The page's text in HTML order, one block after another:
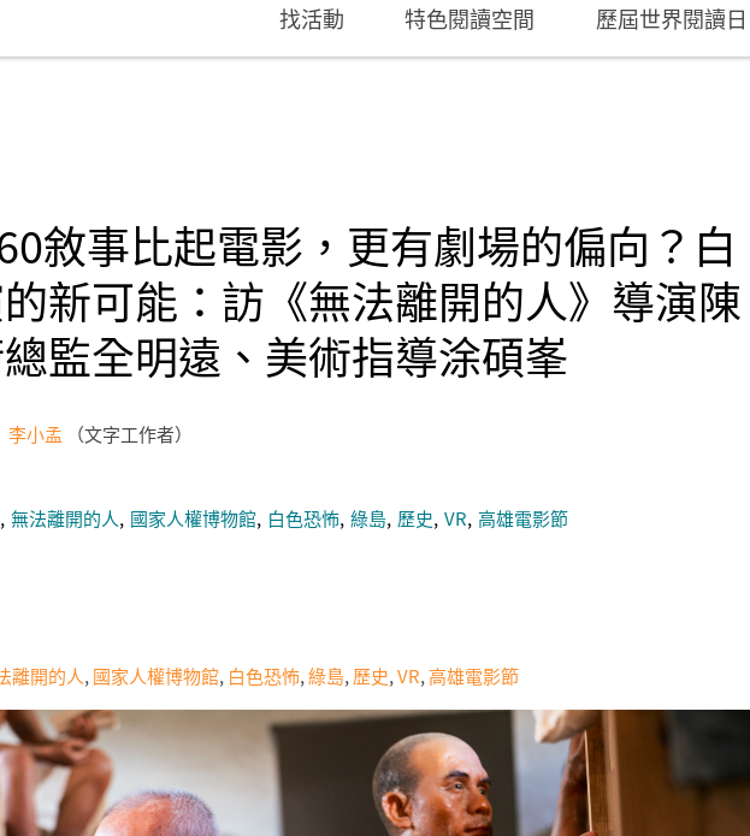
找活動 特色閱讀空間 歷屆世界閱讀日
敘事比起電影，更有劇場的偏向？白
新可能：訪《無法離開的人》導演陳
監全明遠、美術指導涂碩峯
李小孟 文字工作者
無法離開的人 國家人權博物館 白色恐怖 綠島 歷史 VR 高雄電影節
離開的人, 國家人權博物館, 白色恐怖,綠島, 歷史,VR,高雄電影節